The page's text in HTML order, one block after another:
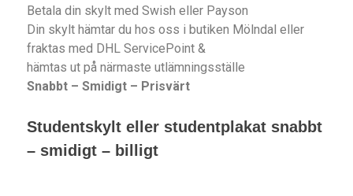
Betala din skylt med Swish eller Payson
Din skylt hämtar du hos oss i butiken Mölndal eller
fraktas med DHL ServicePoint &
hämtas ut på närmaste utlämningsställe
Snabbt – Smidigt – Prisvärt
Studentskylt eller studentplakat snabbt
– smidigt – billigt